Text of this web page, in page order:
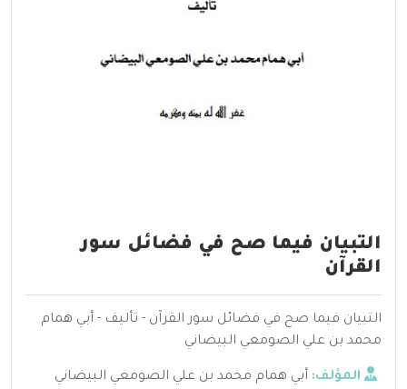
التبيان فيما صح في فضائل سور
القرآن
التبيان فيما صح في فضائل سور القرآن - تأليف - أبي همام
محمد بن علي الصومعي البيضاني
المؤلف: أبي همام محمد بن علي الصومعي البيضاني